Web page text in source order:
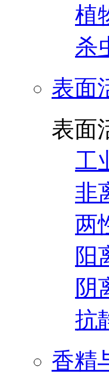
植
杀
表面
表面
工
非
两
阳
阴
抗
香精